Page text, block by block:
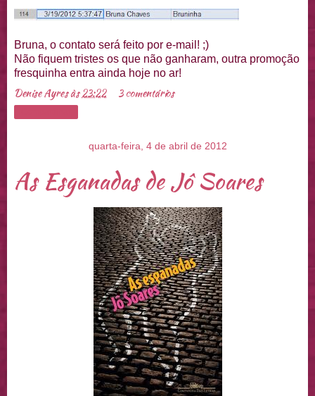
Bruna, o contato será feito por e-mail! ;)
Não fiquem tristes os que não ganharam, outra promoção
fresquinha entra ainda hoje no ar!
Denise Ayresàs23:22 3 comentários
quarta-feira, 4 de abril de 2012
As Esganadas de Jô Soares